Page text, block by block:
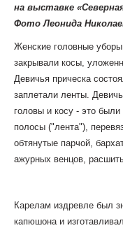
на выставке
Фото Леонида
Женские головные
закрывали косы,
Девичья прическа
заплетали ленты.
головы и косу - это
полосы ("лента"),
обтянутые парчой,
ажурных венцов,
Карелам издревле был
капюшона и